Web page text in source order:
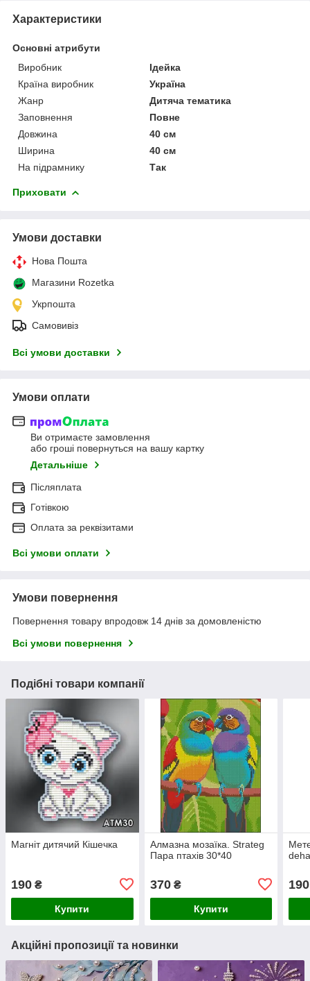
Характеристики
Основні атрибути
Виробник
Ідейка
Країна виробник
Україна
Жанр
Дитяча тематика
Заповнення
Повне
Довжина
40 см
Ширина
40 см
На підрамнику
Так
Приховати
Умови доставки
Нова Пошта
Магазини Rozetka
Укрпошта
Самовивіз
Всі умови доставки
Умови оплати
Ви отримаєте замовлення
або гроші повернуться на вашу картку
Детальніше
Післяплата
Готівкою
Оплата за реквізитами
Всі умови оплати
Умови повернення
Повернення товару впродовж 14 днів за домовленістю
Всі умови повернення
Подібні товари компанії
Магніт дитячий Кішечка
190 ₴
Купити
Алмазна мозаїка. Strateg
Пара птахів 30*40
370₴
Купити
190
Акційні пропозиції та новинки